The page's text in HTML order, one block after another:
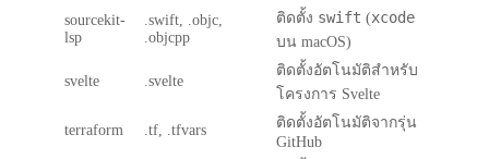
sourcekit-
lsp
.swift, .objc,
.objcpp
ติดตั้ง swift (xcode
บน macOS)
svelte .svelte
ติดตั้งอัตโนมัติสำหรับ
โครงการ Svelte
terraform .tf, .tfvars
ติดตั้งอัตโนมัติจากรุ่น
GitHub